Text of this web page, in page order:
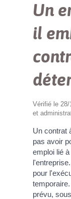
Un
il
Vérifié le 28/
et
Un contrat
pas avoir
emploi lié
pour
prévu,